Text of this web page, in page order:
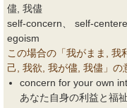
儘, 我儘
self-concern、 self-
egoism
この場合の「我がまま, 我
己, 我欲, 我が儘, 我儘」の
concern for your own
あなた自身の利益と福